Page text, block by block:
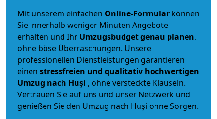
Mit unserem einfachen Online-Formular können
Sie innerhalb weniger Minuten Angebote
erhalten und Ihr Umzugsbudgetgenau planen,
ohne böse Überraschungen. Unsere
professionellen Dienstleistungen garantieren
einen stressfreien und qualitativ hochwertigen
Umzug nach Huși , ohne versteckte Klauseln.
Vertrauen Sie auf uns und unser Netzwerk und
genießen Sie den Umzug nach Huși ohne Sorgen.